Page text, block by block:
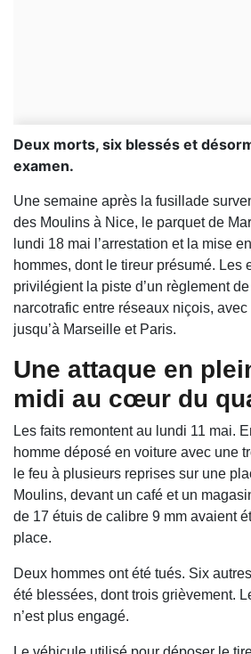
Deux morts, six blessés et
examen.
Une semaine après la fusillade
des Moulins à Nice, le parquet de
lundi 18 mai l’arrestation et la mise
hommes, dont le tireur présumé. Les
privilégient la piste d’un règlement
narcotrafic entre réseaux niçois,
jusqu’à Marseille et Paris.
Une attaque en
midi au cœur du
Les faits remontent au lundi 11 mai.
homme déposé en voiture avec une
le feu à plusieurs reprises sur une
Moulins, devant un café et un
de 17 étuis de calibre 9 mm avaient
place.
Deux hommes ont été tués. Six
été blessées, dont trois grièvement.
n’est plus engagé.